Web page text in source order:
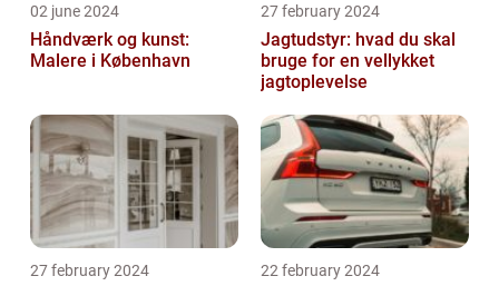
02 june 2024
Håndværk og kunst:
Malere i København
27 february 2024
Jagtudstyr: hvad du skal
bruge for en vellykket
jagtoplevelse
27 february 2024 22 february 2024